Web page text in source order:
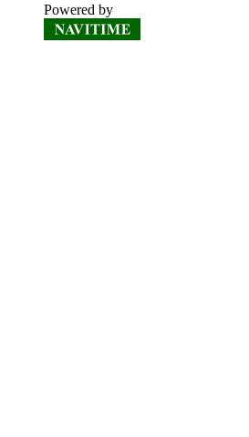
Powered by